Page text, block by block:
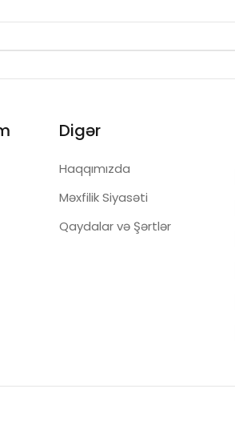
Digər
Haqqımızda
Məxfilik Siyasəti
Qaydalar və Şərtlər